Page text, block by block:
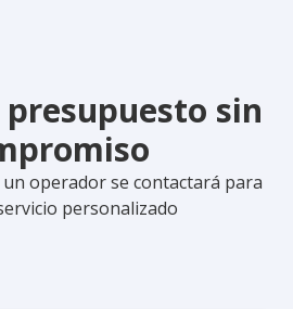
sin
operador se contactará para
personalizado